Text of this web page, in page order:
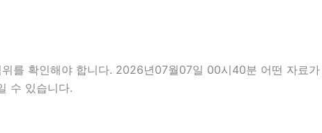
를 확인해야 합니다. 2026년07월07일 00시40분 어떤 자료가
수 있습니다.